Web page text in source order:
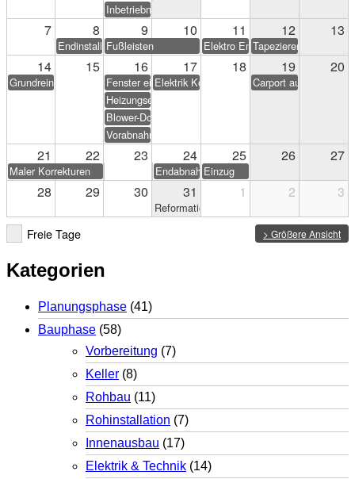
Inbetriebnahme PV-Anlage
7 8 9 10 11 12 13
Endinstallation Heizung/Sanitär
Fußleisten Elektro Endarbeiten
Tapezieren &
14 15 16 17 18 19 20
Grundreinigung Fenster einstellenElektrik Korrekturen
Carport aufstellen
Heizungseinweisung
Blower-Door-Test
Vorabnahme
21 22 23 24 25 26 27
Maler Korrekturen EndabnahmeEinzug
28 29 30 31 1 2 3
Reformationstag
> Größere Ansicht
Freie Tage
Kategorien
Planungsphase (41)
Bauphase (58)
Vorbereitung (7)
Keller (8)
Rohbau (11)
Rohinstallation (7)
Innenausbau (17)
Elektrik & Technik (14)